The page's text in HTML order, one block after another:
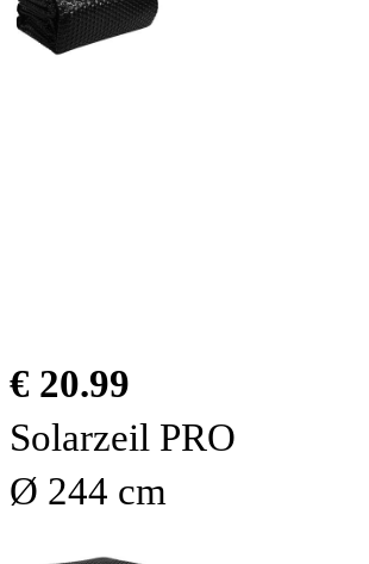
€ 20.99
Solarzeil PRO
Ø 244 cm